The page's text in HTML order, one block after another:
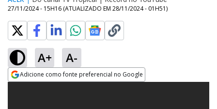
27/11/2024 - 15H16 (ATUALIZADO EM 28/11/2024 - 01H51)
A+ A-
Adicione como fonte preferencial no Google